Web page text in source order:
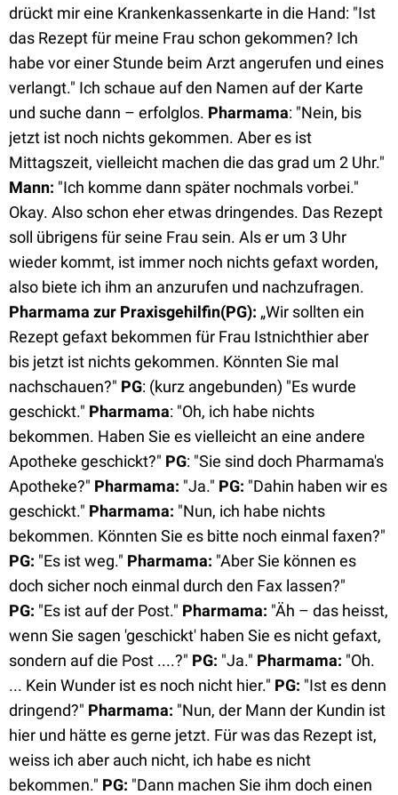
drückt mir eine Krankenkassenkarte in die Hand: "Ist
das Rezept für meine Frau schon gekommen? Ich
habe vor einer Stunde beim Arzt angerufen und eines
verlangt." Ich schaue auf den Namen auf der Karte
und suche dann – erfolglos. Pharmama: "Nein, bis
jetzt ist noch nichts gekommen. Aber es ist
Mittagszeit, vielleicht machen die das grad um 2 Uhr."
Mann: "Ich komme dann später nochmals vorbei."
Okay. Also schon eher etwas dringendes. Das Rezept
soll übrigens für seine Frau sein. Als er um 3 Uhr
wieder kommt, ist immer noch nichts gefaxt worden,
also biete ich ihm an anzurufen und nachzufragen.
Pharmama zur Praxisgehilfin(PG): „Wir sollten ein
Rezept gefaxt bekommen für Frau Istnichthier aber
bis jetzt ist nichts gekommen. Könnten Sie mal
nachschauen?" PG: (kurz angebunden) "Es wurde
geschickt." Pharmama: "Oh, ich habe nichts
bekommen. Haben Sie es vielleicht an eine andere
Apotheke geschickt?" PG: "Sie sind doch Pharmama's
Apotheke?" Pharmama: "Ja." PG: "Dahin haben wir es
geschickt." Pharmama: "Nun, ich habe nichts
bekommen. Könnten Sie es bitte noch einmal faxen?"
PG: "Es ist weg." Pharmama: "Aber Sie können es
doch sicher noch einmal durch den Fax lassen?"
PG: "Es ist auf der Post." Pharmama: "Äh – das heisst,
wenn Sie sagen 'geschickt' haben Sie es nicht gefaxt,
sondern auf die Post ....?" PG: "Ja." Pharmama: "Oh.
... Kein Wunder ist es noch nicht hier." PG: "Ist es denn
dringend?" Pharmama: "Nun, der Mann der Kundin ist
hier und hätte es gerne jetzt. Für was das Rezept ist,
weiss ich aber auch nicht, ich habe es nicht
bekommen." PG: "Dann machen Sie ihm doch einen